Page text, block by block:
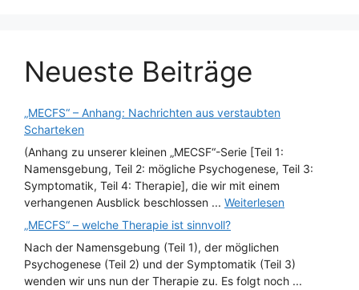
Neueste Beiträge
„MECFS“ – Anhang: Nachrichten aus verstaubten
Scharteken
(Anhang zu unserer kleinen „MECSF“-Serie [Teil 1:
Namensgebung, Teil 2: mögliche Psychogenese, Teil 3:
Symptomatik, Teil 4: Therapie], die wir mit einem
verhangenen Ausblick beschlossen ... Weiterlesen
„MECFS“ – welche Therapie ist sinnvoll?
Nach der Namensgebung (Teil 1), der möglichen
Psychogenese (Teil 2) und der Symptomatik (Teil 3)
wenden wir uns nun der Therapie zu. Es folgt noch ...